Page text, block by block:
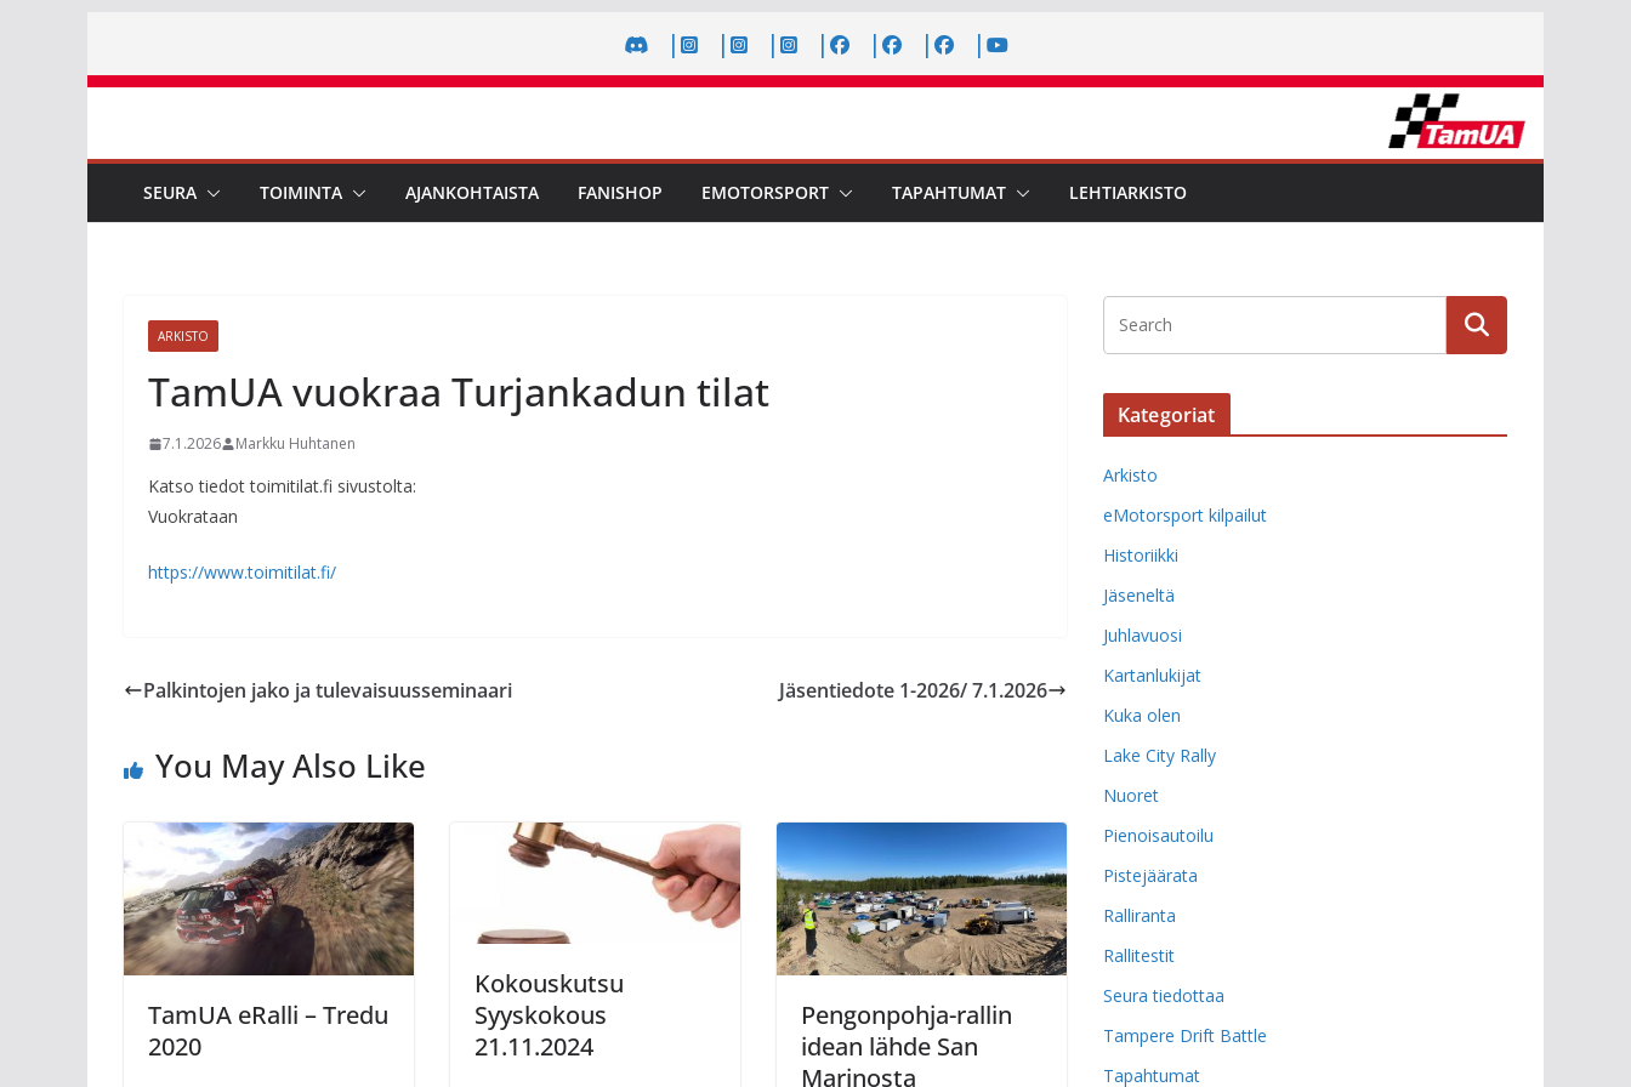
content
SEURA TOIMINTA AJANKOHTAISTA FANISHOP EMOTORSPORT TAPAHTUMAT LEHTIARKISTO
ARKISTO
TamUA vuokraa Turjankadun tilat
7.1.2026 Markku Huhtanen
Katso tiedot toimitilat.fi sivustolta:
Vuokrataan
https://www.toimitilat.fi/
Palkintojen jako ja tulevaisuusseminaari Jäsentiedote 1-2026/ 7.1.2026
You May Also Like
TamUA eRalli – Tredu
2020
Kokouskutsu
Syyskokous
21.11.2024
Pengonpohja-rallin
idean lähde San
Marinosta
Kategoriat
Arkisto
eMotorsport kilpailut
Historiikki
Jäseneltä
Juhlavuosi
Kartanlukijat
Kuka olen
Lake City Rally
Nuoret
Pienoisautoilu
Pistejäärata
Ralliranta
Rallitestit
Seura tiedottaa
Tampere Drift Battle
Tapahtumat